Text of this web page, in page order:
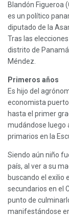
Blandón Figueroa
es un político
diputado de la
Tras las
distrito de
Méndez.
Primeros años
Es hijo del
economista
hasta el primer
mudándose luego
primarios en la
Siendo aún niño
país, al ver a su
buscando el exilio
secundarios en el
punto de
manifestándose